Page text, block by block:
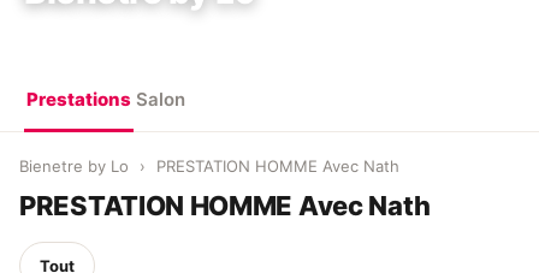
Prestations Salon
Bienetre by Lo › PRESTATION HOMME Avec Nath
PRESTATION HOMME Avec Nath
Tout